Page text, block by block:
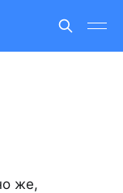
же,